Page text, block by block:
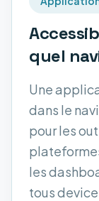
quel
Une
dans le
pour les
les
tous